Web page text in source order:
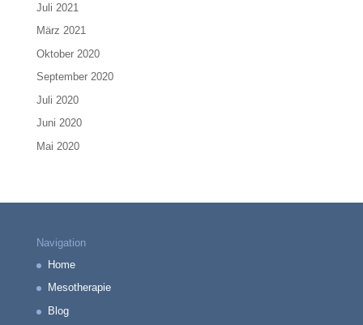
Juli 2021
März 2021
Oktober 2020
September 2020
Juli 2020
Juni 2020
Mai 2020
Navigation
Home
Mesotherapie
Blog